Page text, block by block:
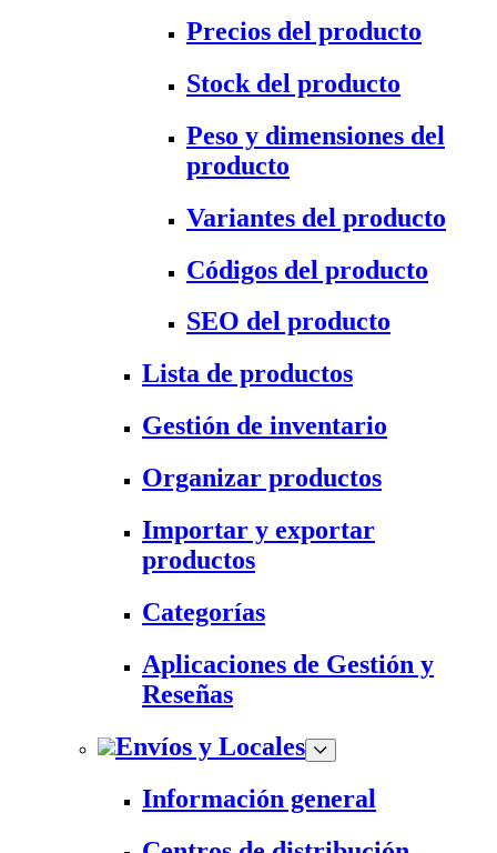
Precios del producto
Stock del producto
Peso y dimensiones del
producto
Variantes del producto
Códigos del producto
SEO del producto
Lista de productos
Gestión de inventario
Organizar productos
Importar y exportar
productos
Categorías
Aplicaciones de Gestión y
Reseñas
Envíos y Locales
Información general